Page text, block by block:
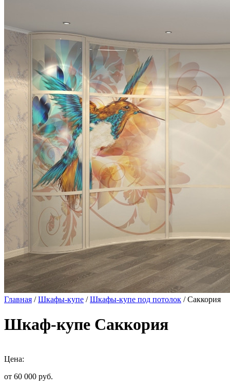
Главная /Шкафы-купе /Шкафы-купе под потолок / Саккория
Шкаф-купе Саккория
Цена:
от 60 000 руб.